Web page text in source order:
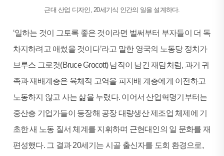
근대 산업 디자인, 20세기식 인간의 일을 설계하다.
‘일하는 것이 그토록 좋은 것이라면 벌써부터 부자들이 더 독
차지하려고 애썼을 것이다’라고 말한 영국의 노동당 정치가
브루스 그로컷(Bruce Grocott) 남작이 남긴 재담처럼, 과거 귀
족과 재배계층은 육체적 고역을 피지배 계층에게 이전하고
노동하지 않고 사는 삶을 누렸다. 이어서 산업혁명기부터는
중산층 기업가들이 등장해 공장 대량생산 제조업 체제에 기
초한 새 노동 질서 체계를 지휘하며 근현대인의 일 문화를 재
편성했다. 그 결과 20세기는 시골 출신자를 도회 환경으로,